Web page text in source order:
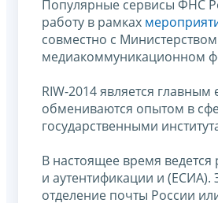
Популярные сервисы ФНС
работу в рамках
совместно с
медиакоммуникационном
RIW-2014 является
обмениваются опытом в
государственными
В настоящее время
и аутентификации и (ЕСИА).
отделение почты России